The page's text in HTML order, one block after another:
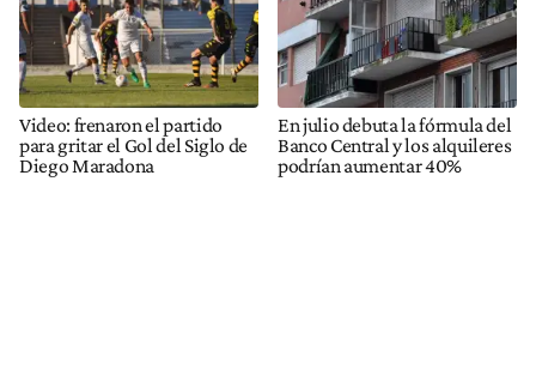
Video: frenaron el partido
para gritar el Gol del Siglo de
Diego Maradona
En julio debuta la fórmula del
Banco Central y los alquileres
podrían aumentar 40%